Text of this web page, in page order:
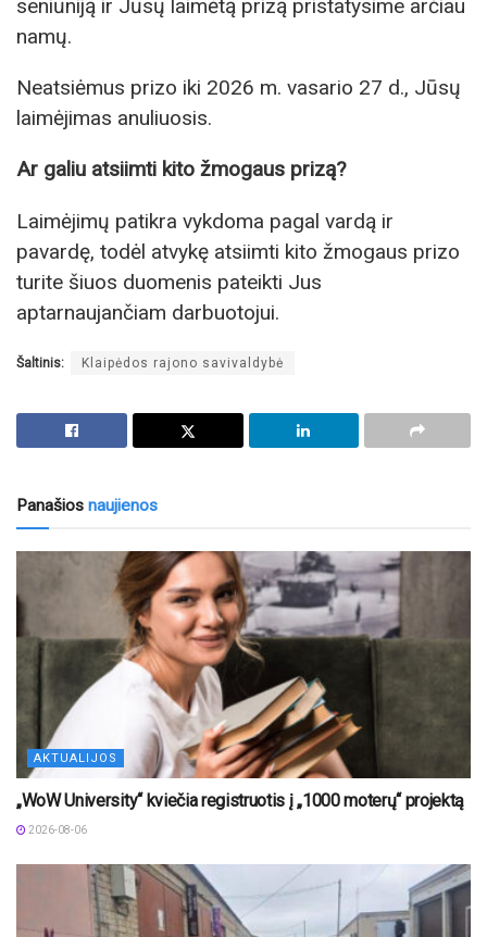
seniūniją ir Jūsų laimėtą prizą pristatysime arčiau
namų.
Neatsiėmus prizo iki 2026 m. vasario 27 d., Jūsų
laimėjimas anuliuosis.
Ar galiu atsiimti kito žmogaus prizą?
Laimėjimų patikra vykdoma pagal vardą ir
pavardę, todėl atvykę atsiimti kito žmogaus prizo
turite šiuos duomenis pateikti Jus
aptarnaujančiam darbuotojui.
Šaltinis: Klaipėdos rajono savivaldybė
Panašios naujienos
AKTUALIJOS
„WoW University“ kviečia registruotis į „1000 moterų“ projektą
2026-08-06